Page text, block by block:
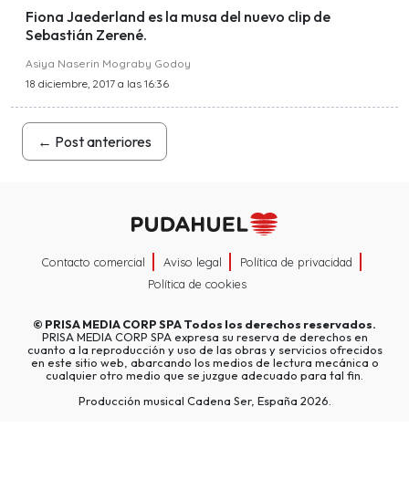
Fiona Jaederland es la musa del nuevo clip de
Sebastián Zerené.
Asiya Naserin Mograby Godoy
18 diciembre, 2017 a las 16:36
← Post anteriores
Contacto comercial Aviso legal
Política de privacidad
Política de cookies
© PRISA MEDIA CORP SPATodos los derechos reservados.
PRISA MEDIA CORP SPA expresa su reserva de derechos en
cuanto a la reproducción y uso de las obras y servicios ofrecidos
en este sitio web, abarcando los medios de lectura mecánica o
cualquier otro medio que se juzgue adecuado para tal fin.
Producción musical Cadena Ser, España 2026.